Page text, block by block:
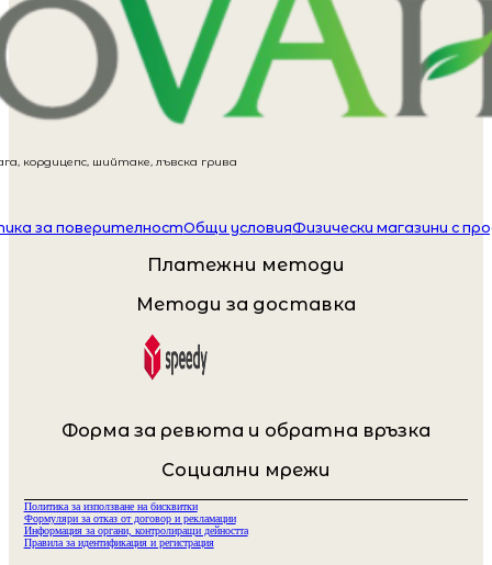
кордицепс, шийтаке, лъвска грива
за поверителностОбщи условияФизически магазини с
Платежни методи
Методи за доставка
Форма за ревюта и обратна връзка
Социални мрежи
Политика за използване на бисквитки
Формуляри за отказ от договор и рекламации
Информация за органи, контролиращи дейността
Правила за идентификация и регистрация